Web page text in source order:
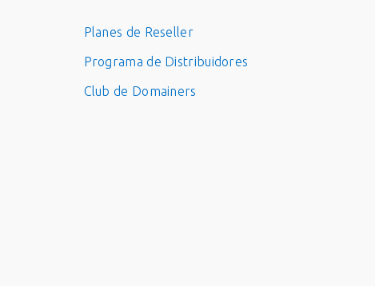
Planes de Reseller
Programa de Distribuidores
Club de Domainers